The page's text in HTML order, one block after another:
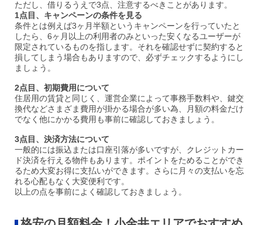
ただし、借りるうえで3点、注意するべきことがあります。
1点目、キャンペーンの条件を見る
条件とは例えば3ヶ月半額というキャンペーンを行っていたと
したら、6ヶ月以上の利用者のみといった安くなるユーザーが
限定されているものを指します。それを確認せずに契約すると
損してしまう場合もありますので、必ずチェックするようにし
ましょう。
2点目、初期費用について
住居用の賃貸と同じく、運営企業によって事務手数料や、鍵交
換代などさまざま費用が掛かる場合が多い為、月額の料金だけ
でなく他にかかる費用も事前に確認しておきましょう。
3点目、決済方法について
一般的には振込または口座引落が多いですが、クレジットカー
ド決済を行える物件もあります。ポイントをためることができ
るため大変お得に支払いができます。さらに月々の支払いを忘
れる心配もなく大変便利です。
以上の点を事前によく確認しておきましょう。